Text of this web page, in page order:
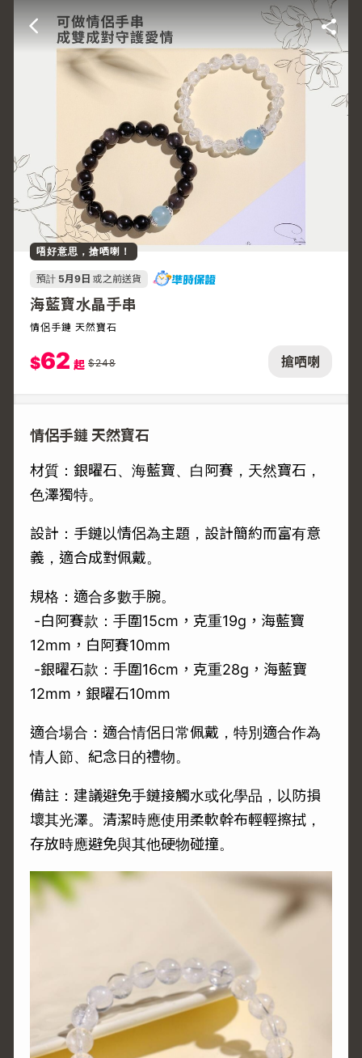
搶哂喇
唔好意思，搶哂喇！
預計 5月9日 或之前送貨
海藍寶水晶手串
情侶手鏈 天然寶石
$62 起 $248
情侶手鏈 天然寶石
材質：銀曜石、海藍寶、白阿賽，天然寶石，
色澤獨特。
設計：手鏈以情侶為主題，設計簡約而富有意
義，適合成對佩戴。
規格：適合多數手腕。
-白阿賽款：手圍15cm，克重19g，海藍寶
12mm，白阿賽10mm
-銀曜石款：手圍16cm，克重28g，海藍寶
12mm，銀曜石10mm
適合場合：適合情侶日常佩戴，特別適合作為
情人節、紀念日的禮物。
備註：建議避免手鏈接觸水或化學品，以防損
壞其光澤。清潔時應使用柔軟幹布輕輕擦拭，
存放時應避免與其他硬物碰撞。